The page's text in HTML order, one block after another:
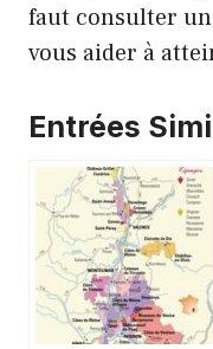
faut consulter
vous aider à
Entrées